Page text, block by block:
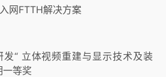
网FTTH解决方案
“ 立体视频重建与显示技术及装
一等奖